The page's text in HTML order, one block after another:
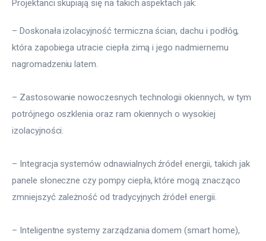
Projektanci skupiają się na takich aspektach jak:
– Doskonała izolacyjność termiczna ścian, dachu i podłóg,
która zapobiega utracie ciepła zimą i jego nadmiernemu
nagromadzeniu latem.
– Zastosowanie nowoczesnych technologii okiennych, w tym
potrójnego oszklenia oraz ram okiennych o wysokiej
izolacyjności.
– Integracja systemów odnawialnych źródeł energii, takich jak
panele słoneczne czy pompy ciepła, które mogą znacząco
zmniejszyć zależność od tradycyjnych źródeł energii.
– Inteligentne systemy zarządzania domem (smart home),